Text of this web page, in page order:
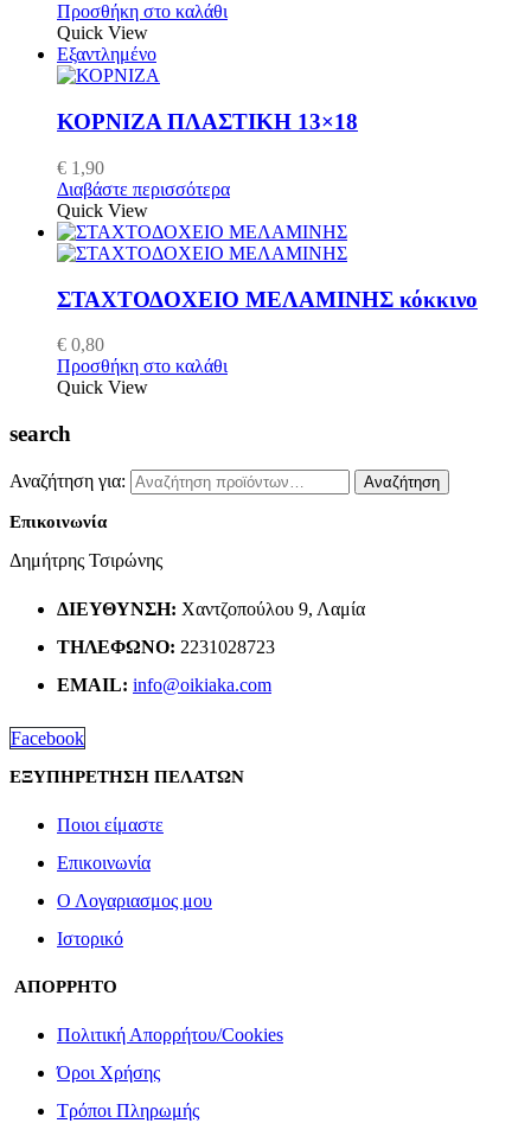
Προσθήκη στο καλάθι
Quick View
Εξαντλημένο
ΚΟΡΝΙΖΑ ΠΛΑΣΤΙΚΗ 13×18
€ 1,90
Διαβάστε περισσότερα
Quick View
ΣΤΑΧΤΟΔΟΧΕΙΟ ΜΕΛΑΜΙΝΗΣ κόκκινο
€ 0,80
Προσθήκη στο καλάθι
Quick View
search
Αναζήτηση για: Αναζήτηση
Επικοινωνία
Δημήτρης Τσιρώνης
ΔΙΕΎΘΥΝΣΗ: Χαντζοπούλου 9, Λαμία
ΤΗΛΈΦΩΝΟ: 2231028723
EMAIL: info@oikiaka.com
Facebook
ΕΞΥΠΗΡΕΤΗΣΗ ΠΕΛΑΤΩΝ
Ποιοι είμαστε
Επικοινωνία
Ο Λογαριασμος μου
Ιστορικό
ΑΠΟΡΡΗΤΟ
Πολιτική Απορρήτου/Cookies
Όροι Χρήσης
Τρόποι Πληρωμής